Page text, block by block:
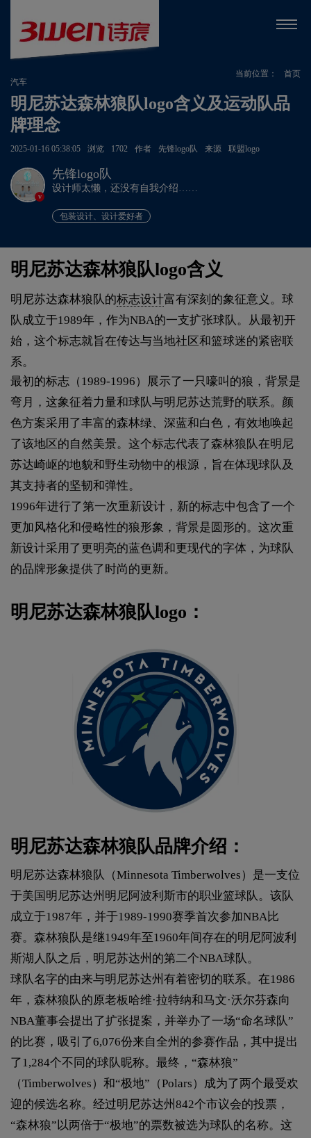
当前位置：
首页
汽车
明尼苏达森林狼队logo含义及运动队品
牌理念
2025-01-16 05:38:05 浏览 1702 作者 先锋logo队 来源 联盟logo
v
先锋logo队
设计师太懒，还没有自我介绍……
包装设计、设计爱好者
明尼苏达森林狼队logo含义
明尼苏达森林狼队的标志设计富有深刻的象征意义。球
队成立于1989年，作为NBA的一支扩张球队。从最初开
始，这个标志就旨在传达与当地社区和篮球迷的紧密联
系。
最初的标志（1989-1996）展示了一只嚎叫的狼，背景是
弯月，这象征着力量和球队与明尼苏达荒野的联系。颜
色方案采用了丰富的森林绿、深蓝和白色，有效地唤起
了该地区的自然美景。这个标志代表了森林狼队在明尼
苏达崎岖的地貌和野生动物中的根源，旨在体现球队及
其支持者的坚韧和弹性。
1996年进行了第一次重新设计，新的标志中包含了一个
更加风格化和侵略性的狼形象，背景是圆形的。这次重
新设计采用了更明亮的蓝色调和更现代的字体，为球队
的品牌形象提供了时尚的更新。
明尼苏达森林狼队logo：
明尼苏达森林狼队品牌介绍：
明尼苏达森林狼队（Minnesota Timberwolves）是一支位
于美国明尼苏达州明尼阿波利斯市的职业篮球队。该队
成立于1987年，并于1989-1990赛季首次参加NBA比
赛。森林狼队是继1949年至1960年间存在的明尼阿波利
斯湖人队之后，明尼苏达州的第二个NBA球队。
球队名字的由来与明尼苏达州有着密切的联系。在1986
年，森林狼队的原老板哈维·拉特纳和马文·沃尔芬森向
NBA董事会提出了扩张提案，并举办了一场“命名球队”
的比赛，吸引了6,076份来自全州的参赛作品，其中提出
了1,284个不同的球队昵称。最终，“森林狼”
（Timberwolves）和“极地”（Polars）成为了两个最受欢
迎的候选名称。经过明尼苏达州842个市议会的投票，
“森林狼”以两倍于“极地”的票数被选为球队的名称。这